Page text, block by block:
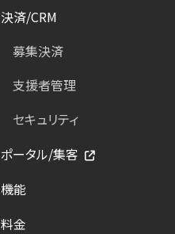
決済/CRM
募集決済
支援者管理
セキュリティ
ポータル/集客
機能
料金